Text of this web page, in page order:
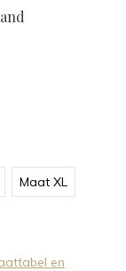
Maat XL
en